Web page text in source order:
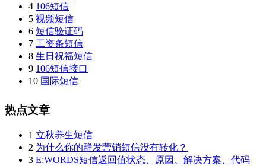
4 106短信
5 视频短信
6 短信验证码
7 工资条短信
8 生日祝福短信
9 106短信接口
10 国际短信
热点文章
1 立秋养生短信
2 为什么你的群发营销短信没有转化？
3 E:WORDS短信返回值状态、原因、解决方案、代码